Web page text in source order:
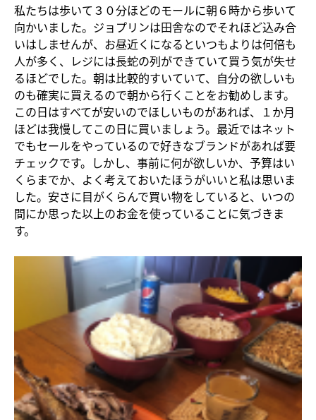
私たちは歩いて３０分ほどのモールに朝６時から歩いて
向かいました。ジョプリンは田舎なのでそれほど込み合
いはしませんが、お昼近くになるといつもよりは何倍も
人が多く、レジには長蛇の列ができていて買う気が失せ
るほどでした。朝は比較的すいていて、自分の欲しいも
のも確実に買えるので朝から行くことをお勧めします。
この日はすべてが安いのでほしいものがあれば、１か月
ほどは我慢してこの日に買いましょう。最近ではネット
でもセールをやっているので好きなブランドがあれば要
チェックです。しかし、事前に何が欲しいか、予算はい
くらまでか、よく考えておいたほうがいいと私は思いま
した。安さに目がくらんで買い物をしていると、いつの
間にか思った以上のお金を使っていることに気づきま
す。